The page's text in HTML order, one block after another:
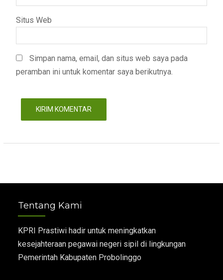
Situs Web
Simpan nama, email, dan situs web saya pada
peramban ini untuk komentar saya berikutnya.
Tentang Kami
KPRI Prastiwi hadir untuk meningkatkan
kesejahteraan pegawai negeri sipil di lingkungan
Pemerintah Kabupaten Probolinggo